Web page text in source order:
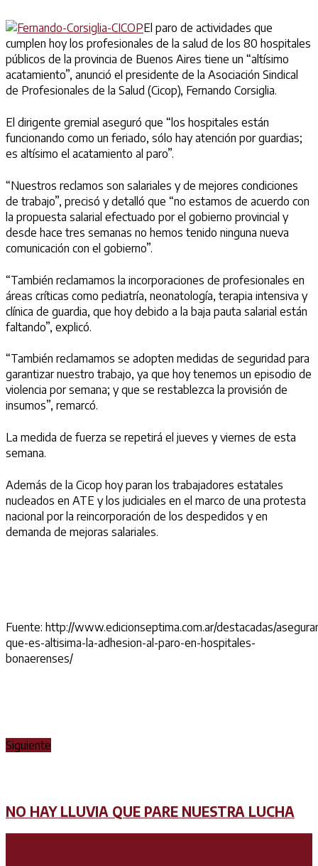
El paro de actividades que
cumplen hoy los profesionales de la salud de los 80 hospitales
públicos de la provincia de Buenos Aires tiene un “altísimo
acatamiento”, anunció el presidente de la Asociación Sindical
de Profesionales de la Salud (Cicop), Fernando Corsiglia.
El dirigente gremial aseguró que “los hospitales están
funcionando como un feriado, sólo hay atención por guardias;
es altísimo el acatamiento al paro”.
“Nuestros reclamos son salariales y de mejores condiciones
de trabajo”, precisó y detalló que “no estamos de acuerdo con
la propuesta salarial efectuado por el gobierno provincial y
desde hace tres semanas no hemos tenido ninguna nueva
comunicación con el gobierno”.
“También reclamamos la incorporaciones de profesionales en
áreas críticas como pediatría, neonatología, terapia intensiva y
clínica de guardia, que hoy debido a la baja pauta salarial están
faltando”, explicó.
“También reclamamos se adopten medidas de seguridad para
garantizar nuestro trabajo, ya que hoy tenemos un episodio de
violencia por semana; y que se restablezca la provisión de
insumos”, remarcó.
La medida de fuerza se repetirá el jueves y viernes de esta
semana.
Además de la Cicop hoy paran los trabajadores estatales
nucleados en ATE y los judiciales en el marco de una protesta
nacional por la reincorporación de los despedidos y en
demanda de mejoras salariales.
Fuente: http://www.edicionseptima.com.ar/destacadas/
que-es-altisima-la-adhesion-al-paro-en-hospitales-
bonaerenses/
Siguiente
NO HAY LLUVIA QUE PARE NUESTRA LUCHA